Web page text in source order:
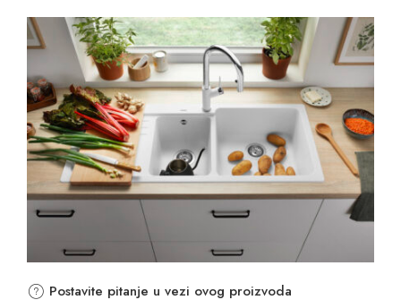
Postavite pitanje u vezi ovog proizvoda